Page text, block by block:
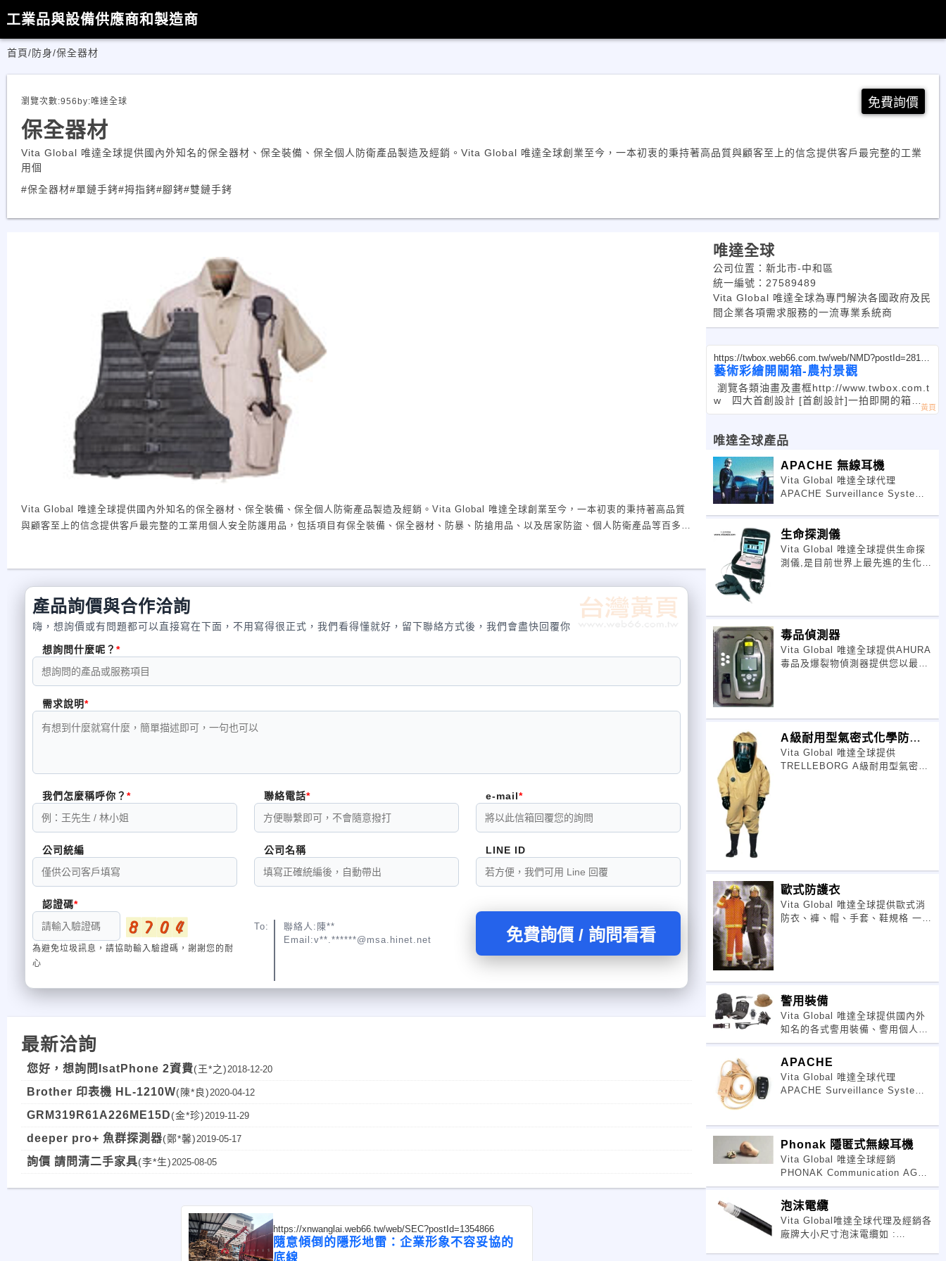
工業品與設備供應商和製造商
首頁/防身/保全器材
瀏覽次數:956 by:唯達全球 免費詢價
保全器材
Vita Global 唯達全球提供國內外知名的保全器材、保全裝備、保全個人防衛產品製造及經銷。Vita Global 唯達全球創業至今，一本初衷的秉持著高品質與顧客至上的信念提供客戶最完整的工業
用個
#保全器材#單鏈手銬#拇指銬#腳銬#雙鏈手銬
Vita Global 唯達全球提供國內外知名的保全器材、保全裝備、保全個人防衛產品製造及經銷。Vita Global 唯達全球創業至今，一本初衷的秉持著高品質
與顧客至上的信念提供客戶最完整的工業用個人安全防護用品，包括項目有保全裝備、保全器材、防暴、防搶用品、以及居家防盜、個人防衛產品等百多種
良好的合作默契。為了繼續提昇我們的服務，我們將不斷的多元化並加入更多創新理念來服務我們的顧客。希望您不吝給予意見與指教。
產品詢價與合作洽詢
嗨，想詢價或有問題都可以直接寫在下面，不用寫得很正式，我們看得懂就好，留下聯絡方式後，我們會盡快回覆你
想詢問什麼呢？
需求說明
我們怎麼稱呼你？ 聯絡電話 e-mail
公司統編 公司名稱 LINE ID
認證碼
為避免垃圾訊息，請協助輸入驗證碼，謝謝您的耐
心
To:
聯絡人:陳**
Email:v**.******@msa.hinet.net
免費詢價 / 詢問看看
最新洽詢
您好，想詢問IsatPhone 2資費(王*之) 2018-12-20
Brother 印表機 HL-1210W(陳*良) 2020-04-12
GRM319R61A226ME15D(金*珍) 2019-11-29
deeper pro+ 魚群探測器(鄭*馨) 2019-05-17
詢價 請問清二手家具(李*生) 2025-08-05
https://xnwanglai.web66.tw/web/SEC?postId=1354866
隨意傾倒的隱形地雷：企業形象不容妥協的
底線
唯達全球
公司位置：新北市-中和區
統一編號：27589489
Vita Global 唯達全球為專門解決各國政府及民
間企業各項需求服務的一流專業系統商
https://twbox.web66.com.tw/web/NMD?postId=28183
3
藝術彩繪開關箱-農村景觀
瀏覽各類油畫及畫框http://www.twbox.com.t
w 四大首創設計 [首創設計]一拍即開的箱門
開啟，在危急時，它可以在一秒鐘內快速打開
唯達全球產品
APACHE 無線耳機
Vita Global 唯達全球代理
APACHE Surveillance System
0801,010-0701 領先全球的無
生命探測儀
Vita Global 唯達全球提供生命探
測儀,是目前世界上最先進的生化，
生）來找到活人的位置。是目前世
界上
毒品偵測器
Vita Global 唯達全球提供AHURA
毒品及爆裂物偵測器提供您以最新
用液態 或塑膠炸彈炸毀
A級耐用型氣密式化學防護
衣
Vita Global 唯達全球提供
TRELLEBORG A級耐用型氣密式
歐式防護衣
Vita Global 唯達全球提供歐式消
防衣、褲、帽、手套、鞋規格 一、
警用裝備
Vita Global 唯達全球提供國內外
知名的各式警用裝備、警用個人防
衛產品 Vita Global 唯達全球創業
至今，一本初衷的秉持著高品質與
顧客至上的信念提供政府客戶最完
整的專業個人安全防護用品
APACHE
Vita Global 唯達全球代理
APACHE Surveillance System
0801,010-0701 領先全球的無
Phonak 隱匿式無線耳機
Vita Global 唯達全球經銷
PHONAK Communication AG
Security 瑞士-峰力聽 全系列隱匿
式無線耳機組如:Profilo/Digital
Cobra /Digi
泡沫電纜
Vita Global唯達全球代理及經銷各
廠牌大小尺寸泡沫電纜如 :